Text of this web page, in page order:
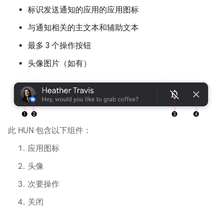
标识发送通知的应用的应用图标
与通知相关的主文本和辅助文本
最多 3 个操作按钮
头像图片（如有）
此 HUN 包含以下组件：
应用图标
头像
次要操作
关闭